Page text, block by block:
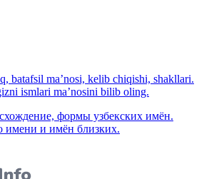
batafsil ma’nosi, kelib chiqishi, shakllari.
ismlari ma’nosini bilib oling.
формы узбекских имён.
имени и имён близких.